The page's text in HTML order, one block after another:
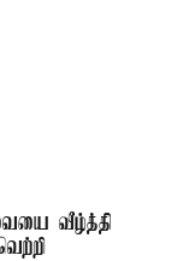
வீழ்த்தி